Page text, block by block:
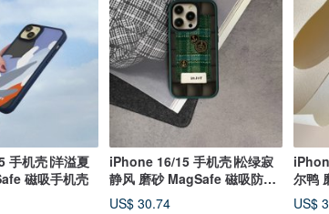
手机壳∣洋溢夏
磁吸手机壳
iPhone 16/15 手机壳∣松绿寂
静风 磨砂 MagSafe 磁吸防摔
手机壳
US$ 30.74
尔鸭
手机
US$